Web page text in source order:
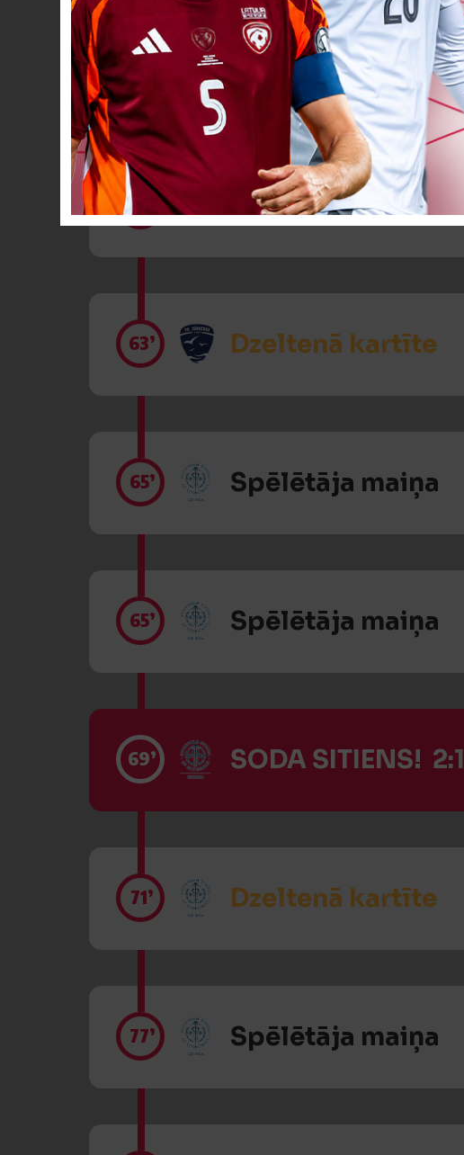
Dzeltenā kartīte
58’ Spēlētāja maiņa
63’ Dzeltenā kartīte
65’ Spēlētāja maiņa
65’ Spēlētāja maiņa
69’ SODA SITIENS! 2:1
71’ Dzeltenā kartīte
77’ Spēlētāja maiņa